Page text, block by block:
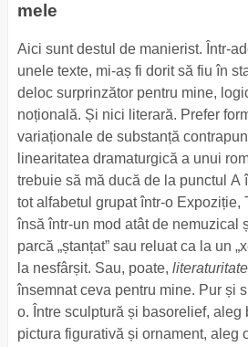
mele
Aici sunt destul de manierist. Într-
unele texte, mi-aș fi dorit să fiu în
deloc surprinzător pentru mine,
noțională. Și nici literară. Prefer
variaționale de substanță
linearitatea dramaturgică a unui
trebuie să mă ducă de la punctul A
tot alfabetul grupat într-o Expoziție,
însă într-un mod atât de nemuzical
parcă „ștanțat” sau reluat ca la un
la nesfârșit. Sau, poate,
însemnat ceva pentru mine. Pur și
o. Între sculptură și basorelief, aleg
pictura figurativă și ornament, aleg